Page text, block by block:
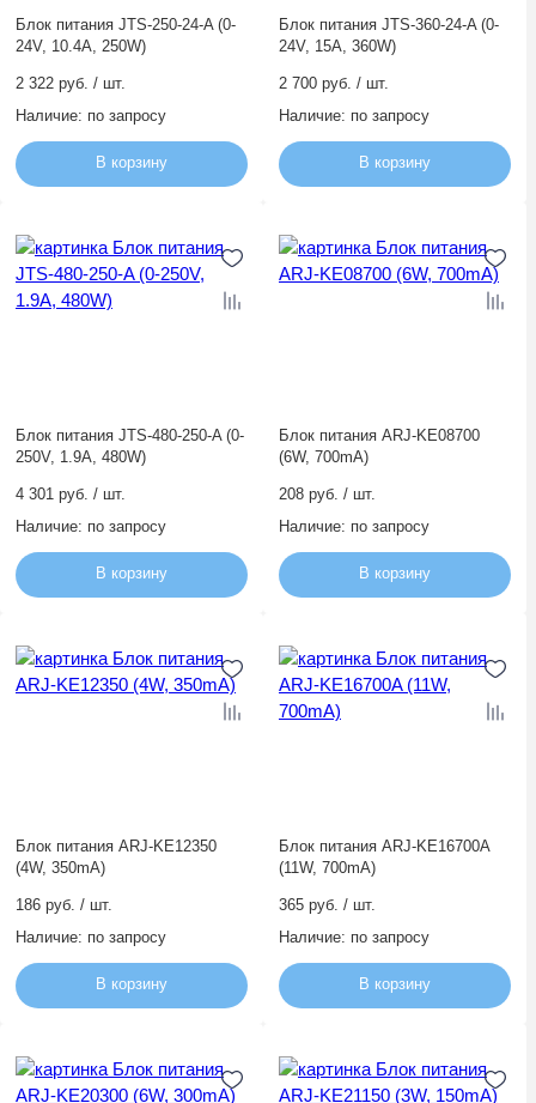
Блок питания JTS-250-24-A (0-
24V, 10.4A, 250W)
2 322 руб. / шт.
Наличие: по запросу
В корзину
Блок питания JTS-360-24-A (0-
24V, 15A, 360W)
2 700 руб. / шт.
Наличие: по запросу
В корзину
Блок питания JTS-480-250-A (0-
250V, 1.9A, 480W)
4 301 руб. / шт.
Наличие: по запросу
В корзину
Блок питания ARJ-KE08700
(6W, 700mA)
208 руб. / шт.
Наличие: по запросу
В корзину
Блок питания ARJ-KE12350
(4W, 350mA)
186 руб. / шт.
Наличие: по запросу
В корзину
Блок питания ARJ-KE16700A
(11W, 700mA)
365 руб. / шт.
Наличие: по запросу
В корзину